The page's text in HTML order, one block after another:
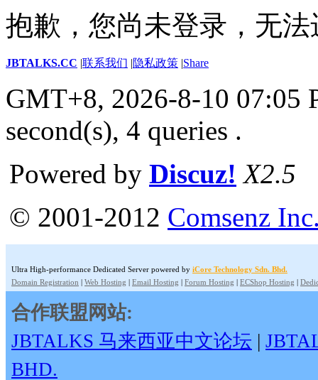
抱歉，您尚未登录，无
JBTALKS.CC |联系我们 |隐私政策 |Share
GMT+8, 2026-8-10 07:05
second(s), 4 queries .
Powered by Discuz! X2.5
© 2001-2012 Comsenz
Ultra High-performance Dedicated Server powered by iCore Technology Sdn. Bhd.
Domain Registration | Web Hosting | Email Hosting | Forum Hosting | ECShop Hosting |
合作联盟网站:
JBTALKS 马来西亚中文论坛 |
BHD.